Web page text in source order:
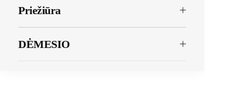
Priežiūra
DĖMESIO